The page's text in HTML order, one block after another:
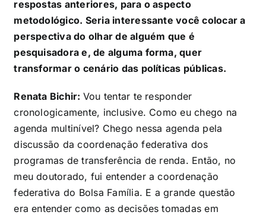
respostas anteriores, para o aspecto
metodológico. Seria interessante você colocar a
perspectiva do olhar de alguém que é
pesquisadora e, de alguma forma, quer
transformar o cenário das políticas públicas.
Renata Bichir: Vou tentar te responder
cronologicamente, inclusive. Como eu chego na
agenda multinível? Chego nessa agenda pela
discussão da coordenação federativa dos
programas de transferência de renda. Então, no
meu doutorado, fui entender a coordenação
federativa do Bolsa Família. E a grande questão
era entender como as decisões tomadas em